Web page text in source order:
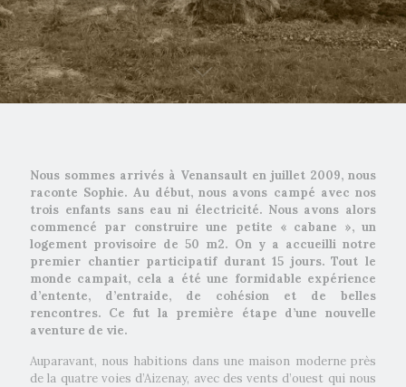
Nous sommes arrivés à Venansault en juillet 2009, nous
raconte Sophie. Au début, nous avons campé avec nos
trois enfants sans eau ni électricité. Nous avons alors
commencé par construire une petite « cabane », un
logement provisoire de 50 m2. On y a accueilli notre
premier chantier participatif durant 15 jours. Tout le
monde campait, cela a été une formidable expérience
d’entente, d’entraide, de cohésion et de belles
rencontres. Ce fut la première étape d’une nouvelle
aventure de vie.
Auparavant, nous habitions dans une maison moderne près
de la quatre voies d’Aizenay, avec des vents d’ouest qui nous